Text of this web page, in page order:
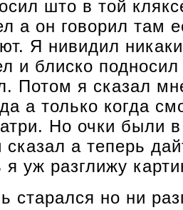
што в той
а он говорил там
Я нивидил
и блиско
Потом я сказал
а только когда
Но очки были
а теперь
я уж разглижу
старался но ни